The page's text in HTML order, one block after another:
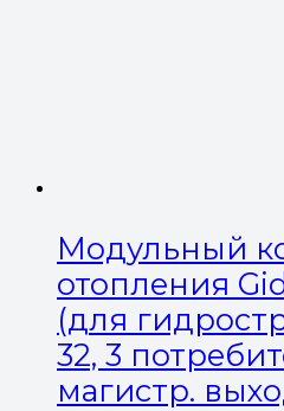
Модульный
отопления
(для
32, 3
магистр.